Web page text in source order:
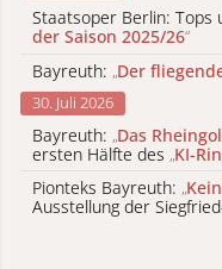
Staatsoper Berlin: Tops
der Saison 2025/26“
Bayreuth: „Der
30. Juli 2026
Bayreuth: „Das
ersten Hälfte des „KI-
Pionteks Bayreuth: „
Ausstellung der